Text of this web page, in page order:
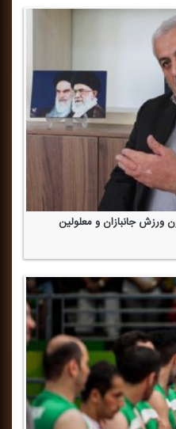
جانبازان و معلولین